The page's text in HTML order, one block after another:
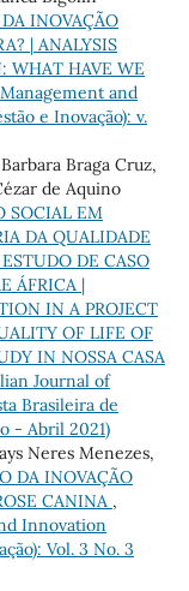
INOVAÇÃO
| ANALYSIS
WHAT HAVE WE
and
e Inovação): v.
Braga Cruz,
de Aquino
SOCIAL EM
DA QUALIDADE
DE CASO
ÁFRICA |
IN A PROJECT
OF LIFE OF
IN NOSSA CASA
Journal of
Brasileira de
- Abril 2021)
Neres Menezes,
DA INOVAÇÃO
CANINA ,
Innovation
Vol. 3 No. 3